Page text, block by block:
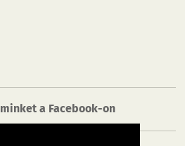
a Facebook-on